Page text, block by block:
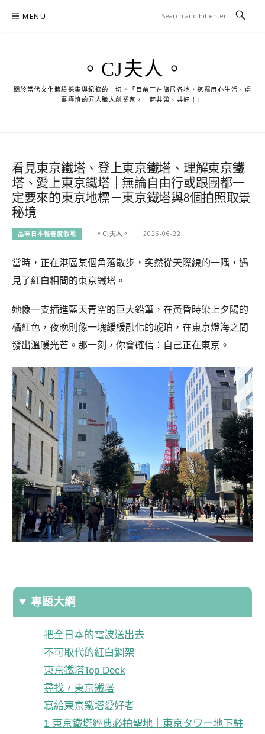
MENU
。CJ夫人。
關於當代文化體驗採集與紀錄的一切。「目前正在旅居各地，挖掘用心生活、處
事謹慎的匠人職人創業家，一起共榮、共好！」
看見東京鐵塔、登上東京鐵塔、理解東京鐵
塔、愛上東京鐵塔｜無論自由行或跟團都一
定要來的東京地標－東京鐵塔與8個拍照取景
秘境
品味日本輕奢度假地 。CJ夫人。 2026-06-22
當時，正在港區某個角落散步，突然從天際線的一隅，遇
見了紅白相間的東京鐵塔。
她像一支插進藍天青空的巨大鉛筆，在黃昏時染上夕陽的
橘紅色，夜晚則像一塊緩緩融化的琥珀，在東京燈海之間
發出溫暖光芒。那一刻，你會確信：自己正在東京。
專題大綱
把全日本的電波送出去
不可取代的紅白鋼架
東京鐵塔Top Deck
尋找，東京鐵塔
寫給東京鐵塔愛好者
1 東京鐵塔經典必拍聖地｜東京タワー地下駐